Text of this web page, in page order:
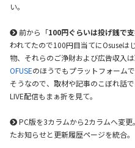
い。
前から「100円ぐらいは投げ銭で
われてたので100円目当てにOsuseは
物、それらのご浄財および広告収入
OFUSEのほうでもプラットフォーム
そうなので、取材や記事のこぼれ話
LIVE配信もまぁ折を見て。
PC版を3カラムから2カラムへ変
たお知らせと更新履歴ページを統合。